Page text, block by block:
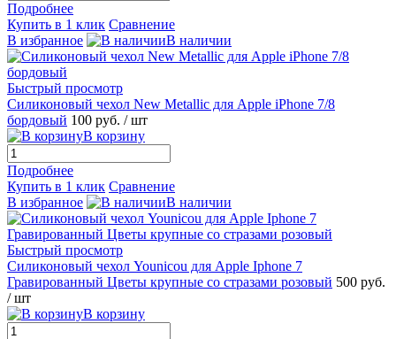
Подробнее
Купить в 1 клик Сравнение
В избранное
В наличии
Быстрый просмотр
Силиконовый чехол New Metallic для Apple iPhone 7/8
бордовый 100 руб. / шт
В корзину
Подробнее
Купить в 1 клик Сравнение
В избранное
В наличии
Быстрый просмотр
Силиконовый чехол Younicou для Apple Iphone 7
Гравированный Цветы крупные со стразами розовый 500 руб.
/ шт
В корзину